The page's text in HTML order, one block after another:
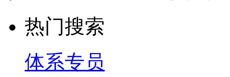
热门搜索
体系专员